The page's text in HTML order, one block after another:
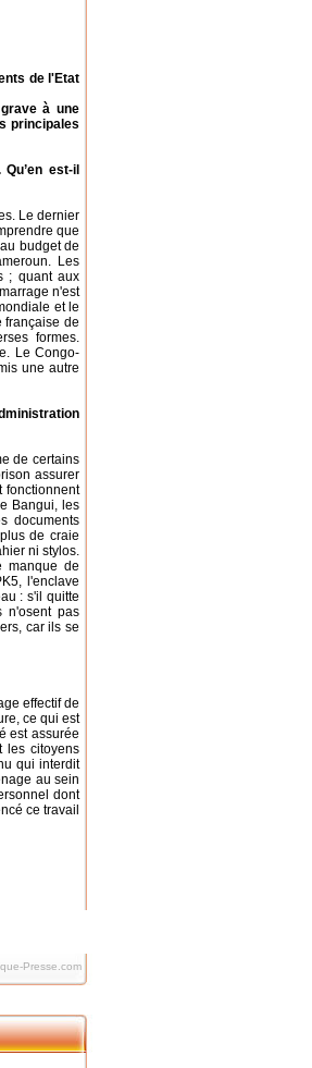
de l'Etat
à une
principales
est-il
Le dernier
que
budget de
Les
; quant aux
n'est
et le
française de
formes.
Le Congo-
une autre
de certains
assurer
fonctionnent
Bangui, les
documents
de craie
ni stylos.
manque de
l'enclave
: s'il quitte
n'osent pas
car ils se
effectif de
ce qui est
est assurée
les citoyens
qui interdit
au sein
dont
ce travail
Presse.com